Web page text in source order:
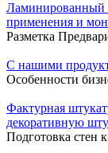
Ламинированный
применения и
Разметка
С нашими
Особенности
Фактурная
декоративную
Подготовка стен